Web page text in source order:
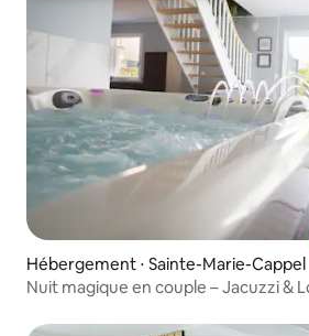
Hébergement ⋅ Sainte-Marie-Cappel
Nuit magique en couple – Jacuzzi &